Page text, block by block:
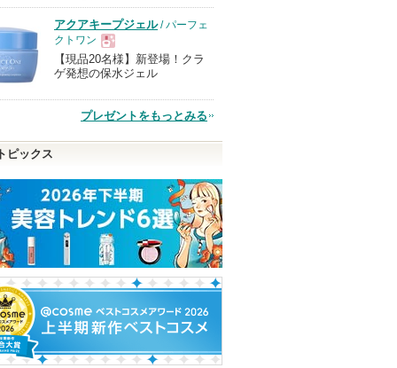
品
アクアキープジェル/ パーフェ
クトワン
現
品
【現品20名様】新登場！クラ
ゲ発想の保水ジェル
プレゼントをもっとみる
ピックス